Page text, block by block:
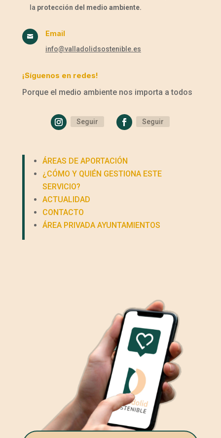
la protección del medio ambiente.
 Email
info@valladolidsostenible.es
¡Síguenos en redes!
Porque el medio ambiente nos importa a todos
Seguir Seguir
ÁREAS DE APORTACIÓN
¿CÓMO Y QUIÉN GESTIONA ESTE
SERVICIO?
ACTUALIDAD
CONTACTO
ÁREA PRIVADA AYUNTAMIENTOS